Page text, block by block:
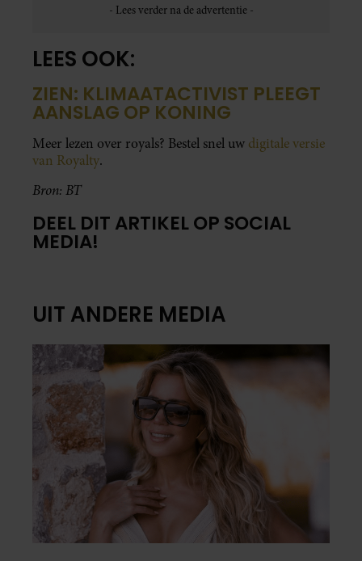
LEES OOK:
ZIEN: KLIMAATACTIVIST PLEEGT
AANSLAG OP KONING
Meer lezen over royals? Bestel snel uw digitale versie
van Royalty.
Bron: BT
DEEL DIT ARTIKEL OP SOCIAL
MEDIA!
UIT ANDERE MEDIA